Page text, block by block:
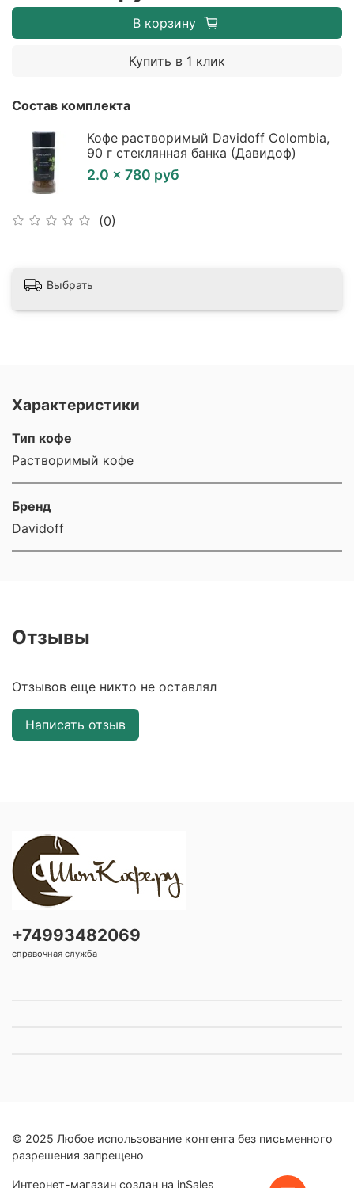
(0)
В корзину
Купить в 1 клик
Состав комплекта
Кофе растворимый Davidoff Colombia,
90 г стеклянная банка (Давидоф)
2.0 × 780 руб
Выбрать
Характеристики
Тип кофе
Растворимый кофе
Бренд
Davidoff
Отзывы
Отзывов еще никто не оставлял
Написать отзыв
+74993482069
справочная служба
© 2025 Любое использование контента без письменного
разрешения запрещено
Интернет-магазин создан на inSales